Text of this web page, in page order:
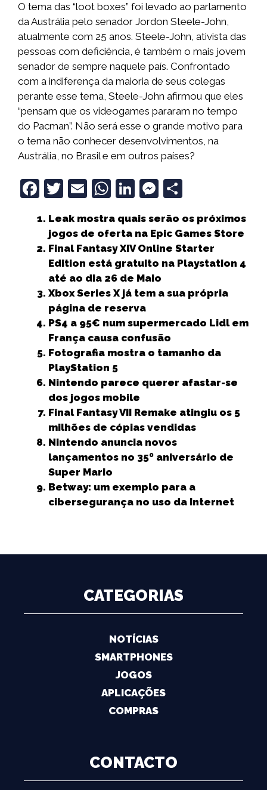
O tema das “loot boxes” foi levado ao parlamento
da Austrália pelo senador Jordon Steele-John,
atualmente com 25 anos. Steele-John, ativista das
pessoas com deficiência, é também o mais jovem
senador de sempre naquele país. Confrontado
com a indiferença da maioria de seus colegas
perante esse tema, Steele-John afirmou que eles
“pensam que os videogames pararam no tempo
do Pacman”. Não será esse o grande motivo para
o tema não conhecer desenvolvimentos, na
Austrália, no Brasil e em outros países?
F
c
e
b
o
o
k
T
it
t
e
r
E
ai
l
W
a
ts
A
p
p
Li
k
e
dI
n
M
ss
e
n
g
e
r
a
r
e
Leak mostra quais serão os próximos
jogos de oferta na Epic Games Store
Final Fantasy XIV Online Starter
Edition está gratuito na Playstation 4
até ao dia 26 de Maio
Xbox Series X já tem a sua própria
página de reserva
PS4 a 95€ num supermercado Lidl em
França causa confusão
Fotografia mostra o tamanho da
PlayStation 5
Nintendo parece querer afastar-se
dos jogos mobile
Final Fantasy VII Remake atingiu os 5
milhões de cópias vendidas
Nintendo anuncia novos
lançamentos no 35º aniversário de
Super Mario
Betway: um exemplo para a
cibersegurança no uso da Internet
CATEGORIAS
NOTÍCIAS
SMARTPHONES
JOGOS
APLICAÇÕES
COMPRAS
CONTACTO